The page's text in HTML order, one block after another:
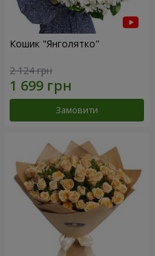
Кошик "Янголятко"
2 124 грн
Замовити